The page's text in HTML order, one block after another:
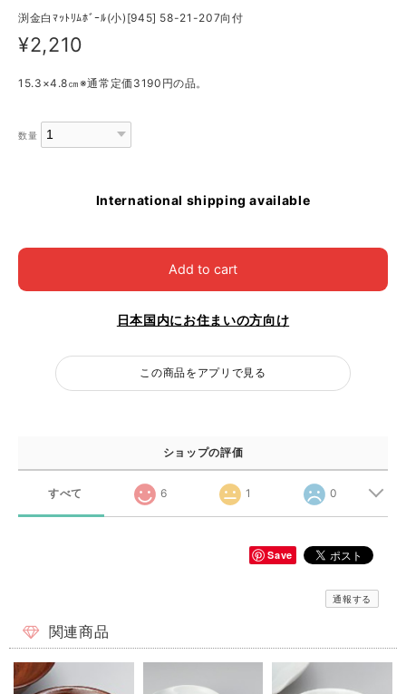
渕金白ﾏｯﾄﾘﾑﾎﾞｰﾙ(小)[945] 58-21-207向付
¥2,210
15.3×4.8㎝※通常定価3190円の品。
数量
International shipping available
Add to cart
日本国内にお住まいの方向け
この商品をアプリで見る
ショップの評価
すべて 6 1 0
Save
通報する
関連商品